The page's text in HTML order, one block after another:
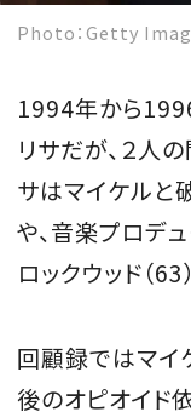
Photo：Getty
1994年から
リサだが、２人
サはマイケルと
や、音楽プロデ
ロックウッド（
回顧録ではマイ
後のオピオイド